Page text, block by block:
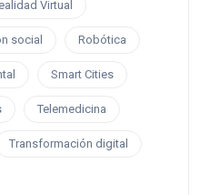
Virtual
social Robótica
Smart Cities
Telemedicina
Transformación digital